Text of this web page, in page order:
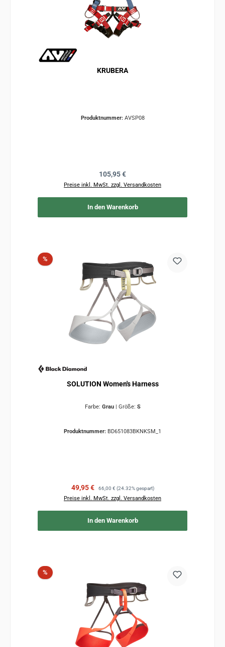
KRUBERA
Produktnummer: AVSP08
Regulärer Preis:
105,95 €
Preise inkl. MwSt. zzgl. Versandkosten
In den Warenkorb
%Rabatt
SOLUTION Women's Harness
Farbe: Grau | Größe: S
Produktnummer: BD651083BKNKSM_1
Verkaufspreis:
49,95 € Regulärer Preis:
66,00 € (24.32% gespart)
Preise inkl. MwSt. zzgl. Versandkosten
In den Warenkorb
%Rabatt